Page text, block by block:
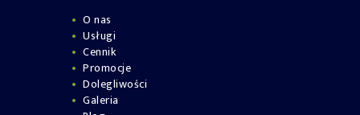
O nas
Usługi
Cennik
Promocje
Dolegliwości
Galeria